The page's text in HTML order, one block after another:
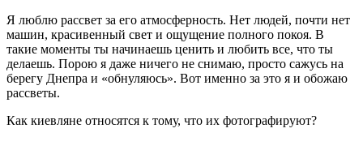
Я люблю рассвет за его атмосферность. Нет людей, почти нет
машин, красивенный свет и ощущение полного покоя. В
такие моменты ты начинаешь ценить и любить все, что ты
делаешь. Порою я даже ничего не снимаю, просто сажусь на
берегу Днепра и «обнуляюсь». Вот именно за это я и обожаю
рассветы.
Как киевляне относятся к тому, что их фотографируют?